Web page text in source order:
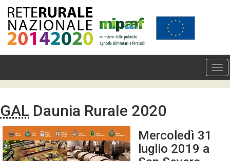
GAL Daunia Rurale 2020
Mercoledì 31
luglio 2019 a